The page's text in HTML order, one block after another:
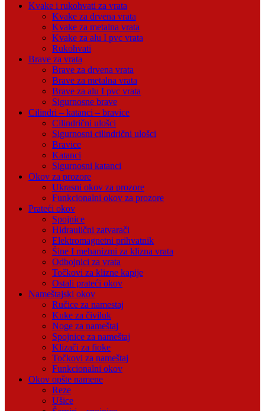
Kvake i rukohvati za vrata
Kvake za drvena vrata
Kvake za metalna vrata
Kvake za alu I pvc vrata
Rukohvati
Brave za vrata
Brave za drvena vrata
Brave za metalna vrata
Brave za alu I pvc vrata
Sigurnosne brave
Cilindri – katanci – bravice
Cilindrični ulošci
Sigurnosni cilindrični ulošci
Bravice
Katanci
Sigurnosni katanci
Okov za prozore
Ukrasni okov za prozore
Funkcionalni okov za prozore
Prateći okov
Spojnice
Hidraulični zatvarači
Elektromagnetni prihvatnik
Šine I mehanizmi za klizna vrata
Odbojnici za vrata
Točkovi za klizne kapije
Ostali prateći okov
Nameštajski okov
Ručice za namestaj
Kuke za čiviluk
Noge za nameštaj
Spojnice za nameštaj
Klizači za fioke
Točkovi za nameštaj
Funkcionalni okov
Okov opšte namene
Reze
Ušice